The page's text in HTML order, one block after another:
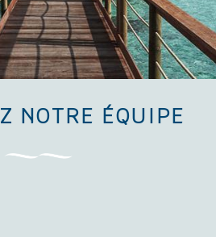
NOTRE ÉQUIPE